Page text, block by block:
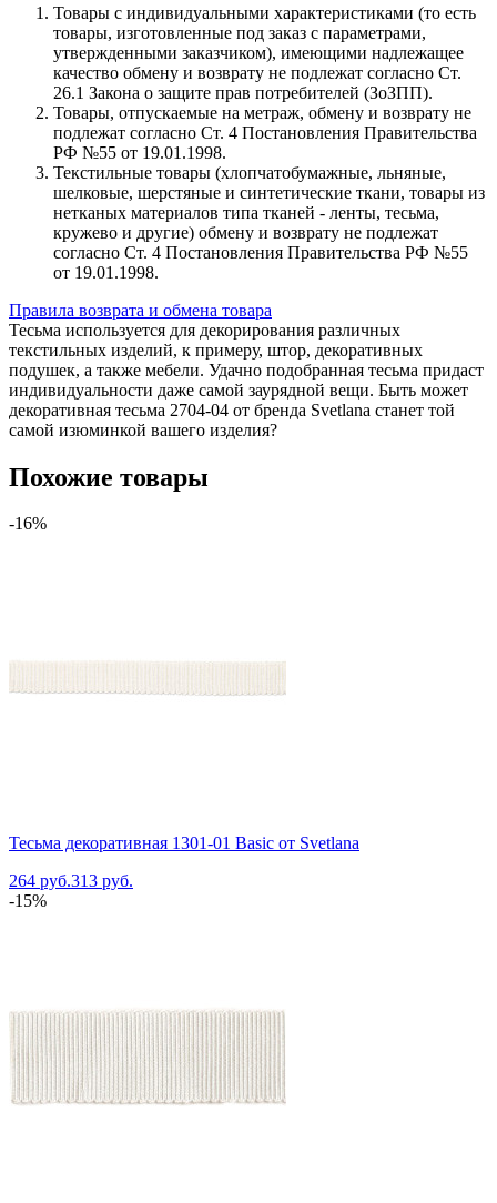
Товары с индивидуальными характеристиками (то есть
товары, изготовленные под заказ с параметрами,
утвержденными заказчиком), имеющими надлежащее
качество обмену и возврату не подлежат согласно Ст.
26.1 Закона о защите прав потребителей (ЗоЗПП).
Товары, отпускаемые на метраж, обмену и возврату не
подлежат согласно Ст. 4 Постановления Правительства
РФ №55 от 19.01.1998.
Текстильные товары (хлопчатобумажные, льняные,
шелковые, шерстяные и синтетические ткани, товары из
нетканых материалов типа тканей - ленты, тесьма,
кружево и другие) обмену и возврату не подлежат
согласно Ст. 4 Постановления Правительства РФ №55
от 19.01.1998.
Правила возврата и обмена товара
Тесьма используется для декорирования различных
текстильных изделий, к примеру, штор, декоративных
подушек, а также мебели. Удачно подобранная тесьма придаст
индивидуальности даже самой заурядной вещи. Быть может
декоративная тесьма 2704-04 от бренда Svetlana станет той
самой изюминкой вашего изделия?
Похожие товары
-16%
Тесьма декоративная 1301-01 Basic от Svetlana
264 руб.313 руб.
-15%